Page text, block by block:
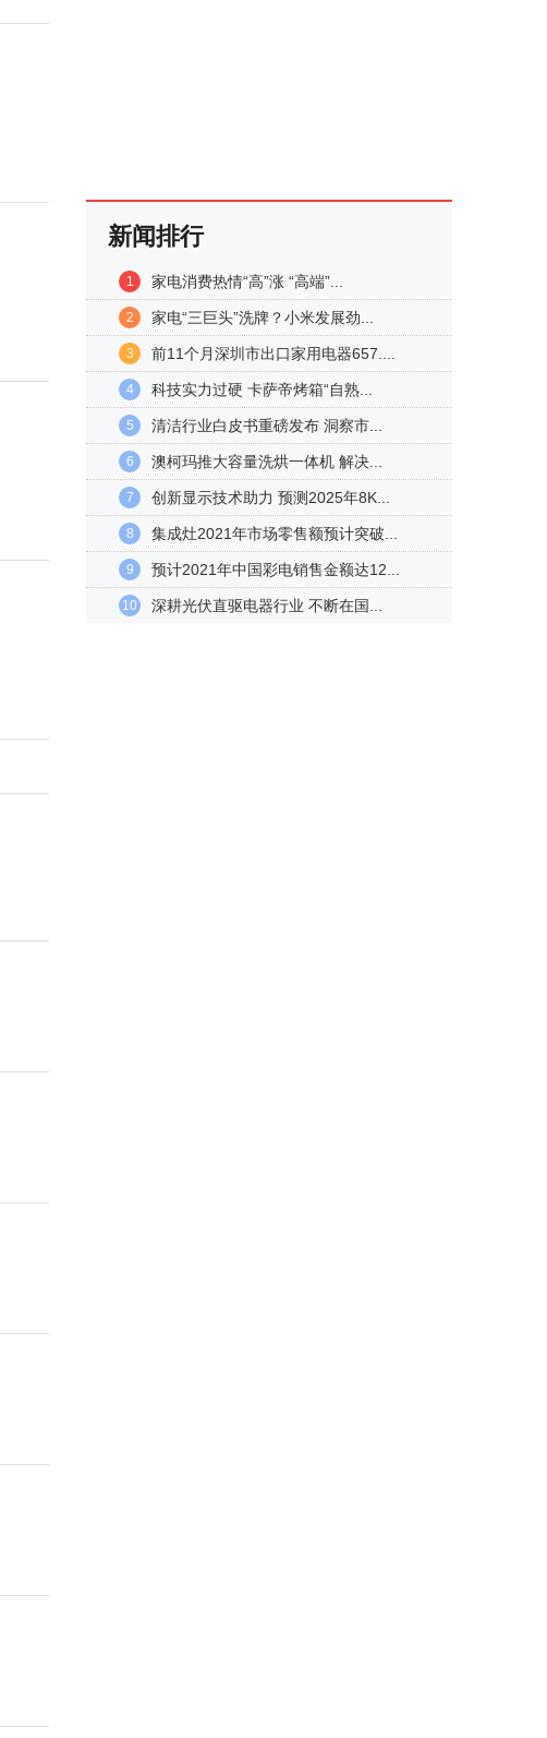
新闻排行
1 家电消费热情“高”涨 “高端”...
2 家电“三巨头”洗牌？小米发展劲...
3 前11个月深圳市出口家用电器657....
4 科技实力过硬 卡萨帝烤箱“自熟...
5 清洁行业白皮书重磅发布 洞察市...
6 澳柯玛推大容量洗烘一体机 解决...
7 创新显示技术助力 预测2025年8K...
8 集成灶2021年市场零售额预计突破...
9 预计2021年中国彩电销售金额达12...
10 深耕光伏直驱电器行业 不断在国...